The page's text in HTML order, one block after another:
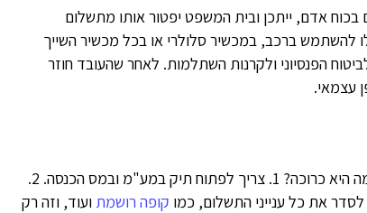
אדם, ייתכן ובית המשפט יפטור אותו מתשלום
להשתמש ברכב, במכשיר סלולרי או בכל מכשיר השייך
הפנסיוני ולקרנות השתלמות. לאחר שהעובד חוזר
עצמאי.
פתיחת עסק בכל סיטואציה היא משימה מורכבת למדי. במה היא כרוכה? 1. צריך לפתוח תיק במע"מ ובמס הכנסה. 2.
קופה רושמת ועוד, וזה רק